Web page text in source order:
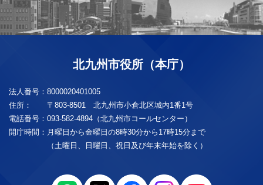
北九州市役所（本庁）
法人番号： 8000020401005
住所：
〒803-8501 北九州市小倉北区城内1番1号
電話番号： 093-582-4894（北九州市コールセンター）
開庁時間： 月曜日から金曜日の8時30分から17時15分まで
（土曜日、日曜日、祝日及び年末年始を除く）